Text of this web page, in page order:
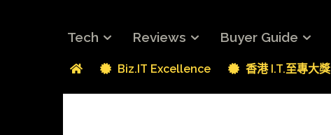
Tech Reviews Buyer Guide
Biz.IT Excellence 香港 I.T.至專大獎